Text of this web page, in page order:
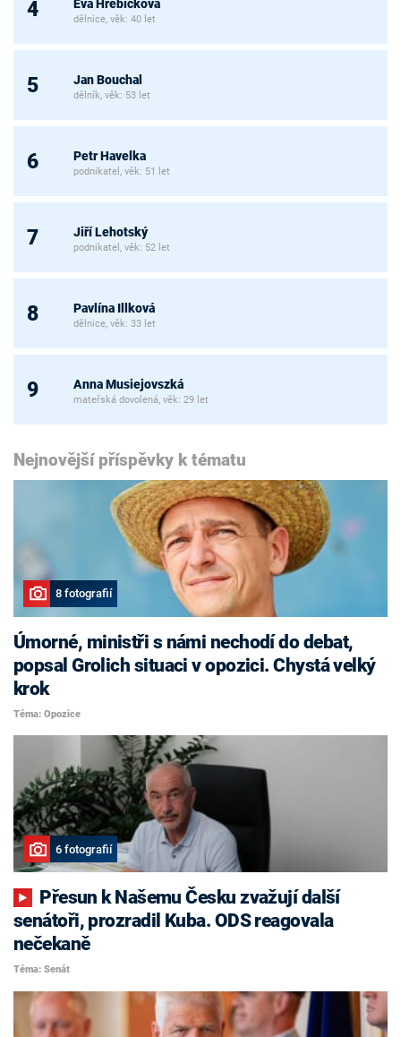
4 Eva Hřebíčková
dělnice, věk: 40 let
5 Jan Bouchal
dělník, věk: 53 let
6 Petr Havelka
podnikatel, věk: 51 let
7 Jiří Lehotský
podnikatel, věk: 52 let
8 Pavlína Illková
dělnice, věk: 33 let
9 Anna Musiejovszká
mateřská dovolená, věk: 29 let
Nejnovější příspěvky k tématu
8 fotografií
Úmorné, ministři s námi nechodí do debat,
popsal Grolich situaci v opozici. Chystá velký
krok
Téma: Opozice
6 fotografií
senátoři, prozradil Kuba. ODS reagovala
nečekaně
Téma: Senát